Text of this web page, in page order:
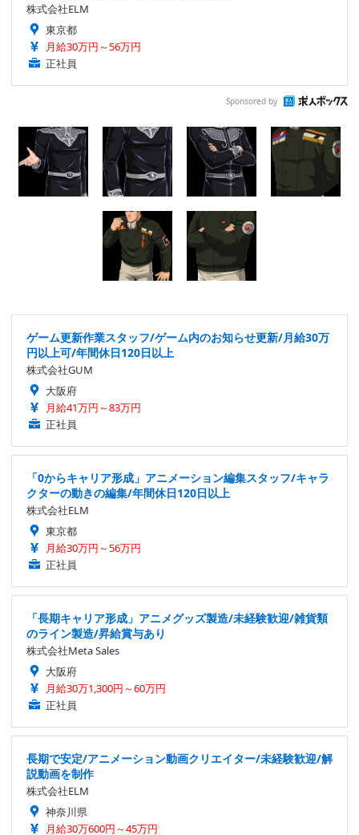
株式会社ELM
東京都
月給30万円～56万円
正社員
Sponsored by
ゲーム更新作業スタッフ/ゲーム内のお知らせ更新/月給30万
円以上可/年間休日120日以上
株式会社GUM
大阪府
月給41万円～83万円
正社員
「0からキャリア形成」アニメーション編集スタッフ/キャラ
クターの動きの編集/年間休日120日以上
株式会社ELM
東京都
月給30万円～56万円
正社員
「長期キャリア形成」アニメグッズ製造/未経験歓迎/雑貨類
のライン製造/昇給賞与あり
株式会社Meta Sales
大阪府
月給30万1,300円～60万円
正社員
長期で安定/アニメーション動画クリエイター/未経験歓迎/解
説動画を制作
株式会社ELM
神奈川県
月給30万600円～45万円